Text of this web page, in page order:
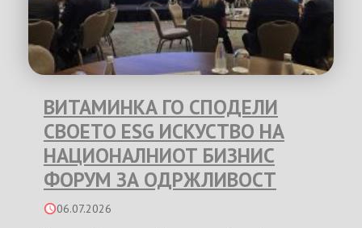
ВИТАМИНКА ГО СПОДЕЛИ
СВОЕТО ESG ИСКУСТВО НА
НАЦИОНАЛНИОТ БИЗНИС
ФОРУМ ЗА ОДРЖЛИВОСТ
06.07.2026